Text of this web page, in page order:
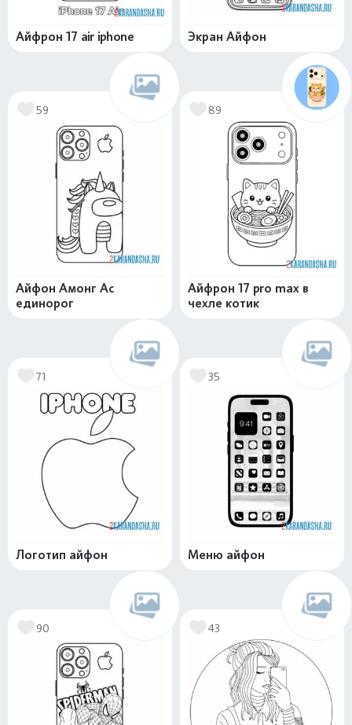
Айфрон 17 air iphone Экран Айфон
59
Айфон Амонг Ас
единорог
89
Айфрон 17 pro max в
чехле котик
71
Логотип айфон
35
Меню айфон
90 43